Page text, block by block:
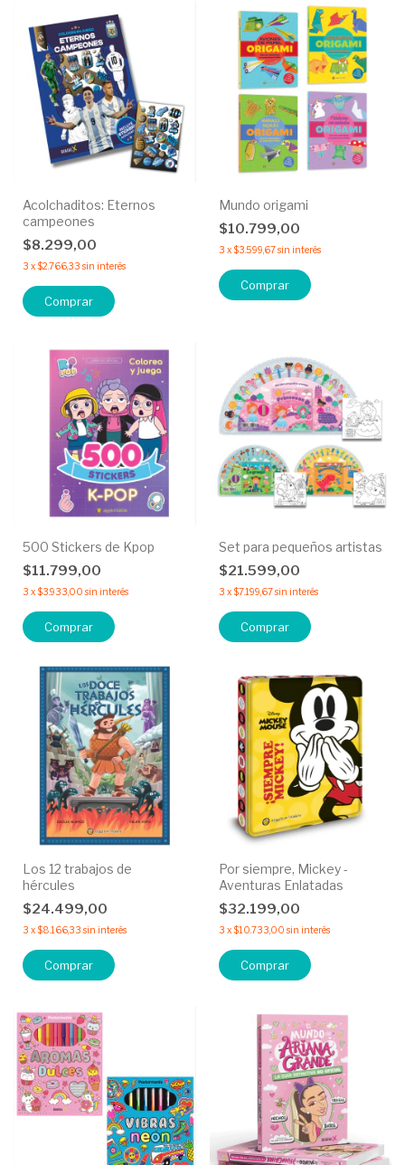
Acolchaditos: Eternos
campeones
$8.299,00
3 x$2.766,33 sin interés
Mundo origami
$10.799,00
3 x$3.599,67sin interés
Comprar
500 Stickers de Kpop
$11.799,00
3 x$3.933,00 sin interés
Comprar
Set para pequeños artistas
$21.599,00
3 x$7.199,67sin interés
Comprar
Los 12 trabajos de
hércules
$24.499,00
3 x$8.166,33 sin interés
Por siempre, Mickey -
Aventuras Enlatadas
$32.199,00
3 x$10.733,00 sin interés